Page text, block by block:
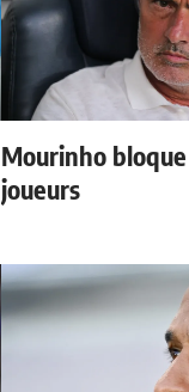
Mourinho
joueurs